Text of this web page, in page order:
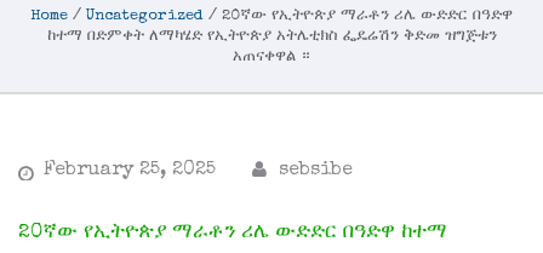
Home / Uncategorized / 20ኛው የኢትዮጵያ ማራቶን ሪሌ ውድድር በዓድዋ
ከተማ በድምቀት ለማካሄድ የኢትዮጵያ አትሌቲክስ ፌዴሬሽን ቅድመ ዝግጅቱን
አጠናቀዋል ።
February 25, 2025 sebsibe
20ኛው የኢትዮጵያ ማራቶን ሪሌ ውድድር በዓድዋ ከተማ